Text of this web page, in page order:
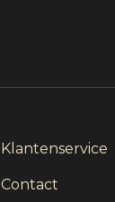
Klantenservice
Contact